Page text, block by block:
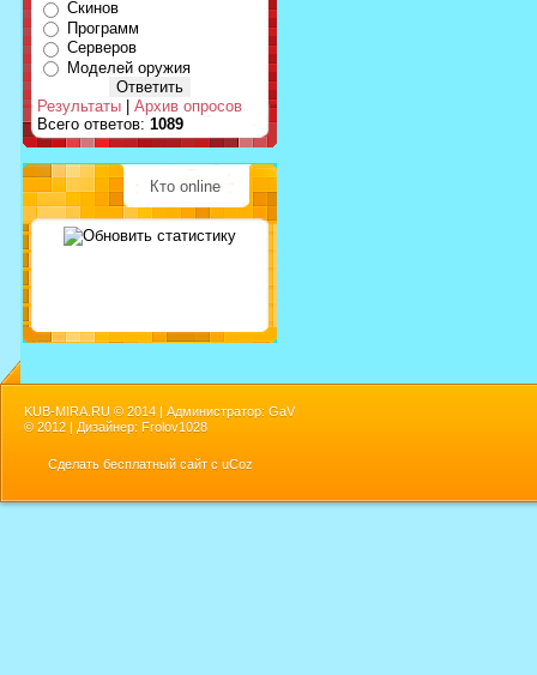
Скинов
Программ
Серверов
Моделей оружия
Результаты
Архив опросов
Всего ответов: 1089
Кто online
KUB-MIRA.RU © 2014 | Администратор: GaV
© 2012 | Дизайнер: Frolov1028
Сделать бесплатный сайт с uCoz